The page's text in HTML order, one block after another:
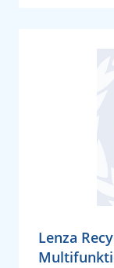
Lenza